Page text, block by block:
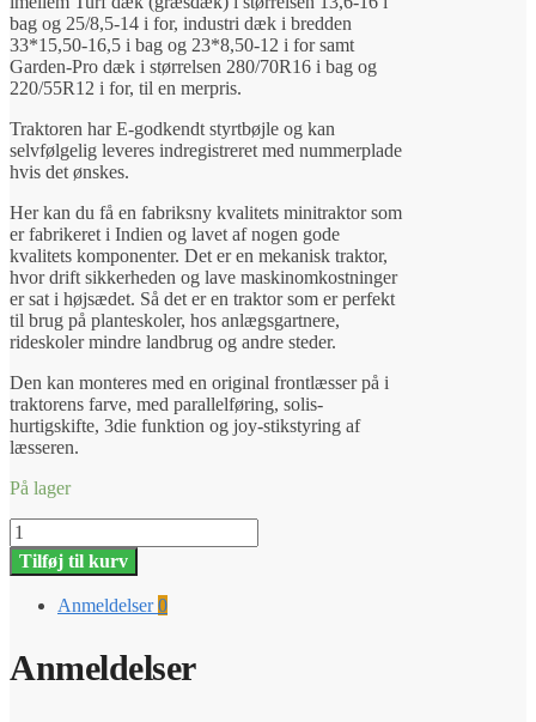
bag og 25/8,5-14 i for, industri dæk i bredden
33*15,50-16,5 i bag og 23*8,50-12 i for samt
Garden-Pro dæk i størrelsen 280/70R16 i bag og
220/55R12 i for, til en merpris.
Traktoren har E-godkendt styrtbøjle og kan
selvfølgelig leveres indregistreret med nummerplade
hvis det ønskes.
Her kan du få en fabriksny kvalitets minitraktor som
er fabrikeret i Indien og lavet af nogen gode
kvalitets komponenter. Det er en mekanisk traktor,
hvor drift sikkerheden og lave maskinomkostninger
er sat i højsædet. Så det er en traktor som er perfekt
til brug på planteskoler, hos anlægsgartnere,
rideskoler mindre landbrug og andre steder.
Den kan monteres med en original frontlæsser på i
traktorens farve, med parallelføring, solis-
hurtigskifte, 3die funktion og joy-stikstyring af
læsseren.
På lager
Solis
S26
ShuttleXL
Tilføj til kurv
Anmeldelser0
Anmeldelser